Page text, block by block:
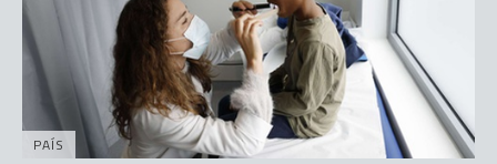
PAÍS